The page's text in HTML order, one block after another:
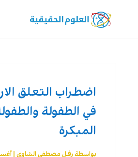
اضطراب التعلق
في الطفولة
المبكرة
بواسطة رفل مصطفى الشاوي|